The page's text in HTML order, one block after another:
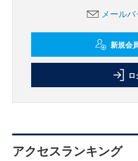
メール
新規会
アクセスランキング